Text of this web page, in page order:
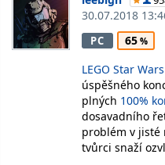
30.07.2018
PC
65
LEGO Star
úspěšného
plných 100%
dosavadního
problém v jisté
tvůrci snaží